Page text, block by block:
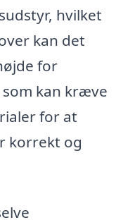
hvilket
kan det
for
kan kræve
for at
korrekt og